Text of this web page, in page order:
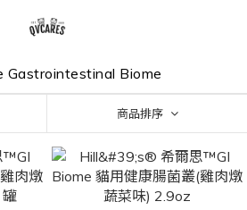
Gastrointestinal Biome
商品排序